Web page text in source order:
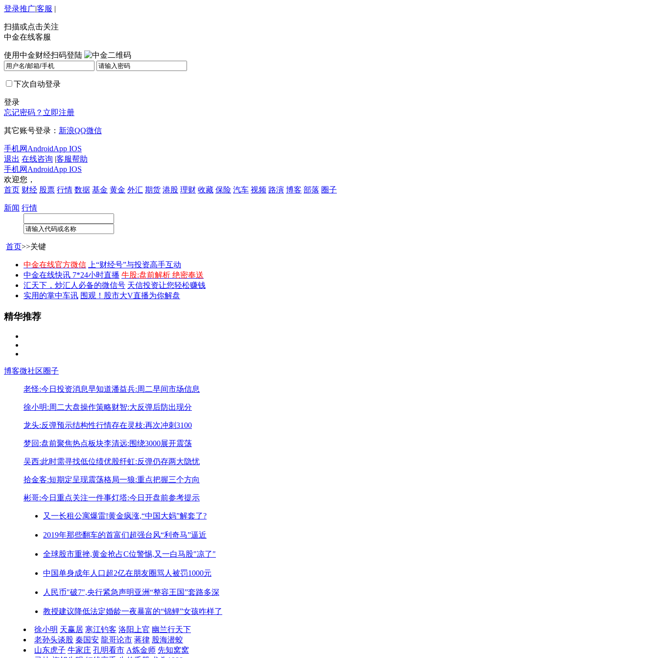
登录推广|客服 |
扫描或点击关注
中金在线客服
使用中金财经扫码登陆
下次自动登录
登录
忘记密码？ 立即注册
其它账号登录： 新浪QQ微信
手机网 AndroidApp IOS
退出 在线咨询 |客服帮助
手机网 AndroidApp IOS
欢迎您，
首页 财经 股票 行情 数据 基金 黄金 外汇 期货 港股 理财 收藏 保险 汽车 视频 路演 博客 部落 圈子
新闻 行情
首页>>关键
中金在线官方微信
上“财经号”与投资高手互动
中金在线快讯 7*24小时直播 牛股:盘前解析 绝密奉送
汇天下，炒汇人必备的微信号 天信投资让您轻松赚钱
实用的掌中车讯 围观！股市大V直播为你解盘
精华推荐
博客微社区圈子
老怪:今日投资消息早知道潘益兵:周二早间市场信息
徐小明:周二大盘操作策略财智:大反弹后防出现分
龙头:反弹预示结构性行情存在灵枝:再次冲刺3100
梦回:盘前聚焦热点板块李清远:围绕3000展开震荡
吴西:此时需寻找低位绩优股纤虹:反弹仍存两大隐忧
拾金客:短期定呈现震荡格局一狼:重点把握三个方向
彬哥:今日重点关注一件事灯塔:今日开盘前参考提示
又一长租公寓爆雷!黄金疯涨,“中国大妈”解套了?
2019年那些翻车的首富们超强台风“利奇马”逼近
全球股市重挫,黄金抢占C位警惕,又一白马股"凉了"
中国单身成年人口超2亿在朋友圈骂人被罚1000元
人民币"破7",央行紧急声明亚洲“整容王国”套路多深
教授建议降低法定婚龄一夜暴富的“锦鲤”女孩咋样了
徐小明 天赢居 寒江钓客 洛阳上官 幽兰行天下
老孙头谈股 秦国安 龍哥论市 蒋律 股海潜蛟
山东虎子 牛家庄 孔明看市 A炼金师 先知窝窝